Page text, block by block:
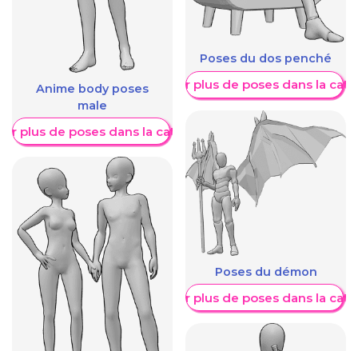
Anime body poses
male
plus de poses dans la catégorie
Poses du dos penché
Afficher plus de poses dans la
Poses du démon
Afficher plus de poses dans la